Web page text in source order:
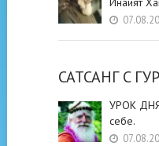
САТСАНГ C
УРОК ДНЯ
себе.